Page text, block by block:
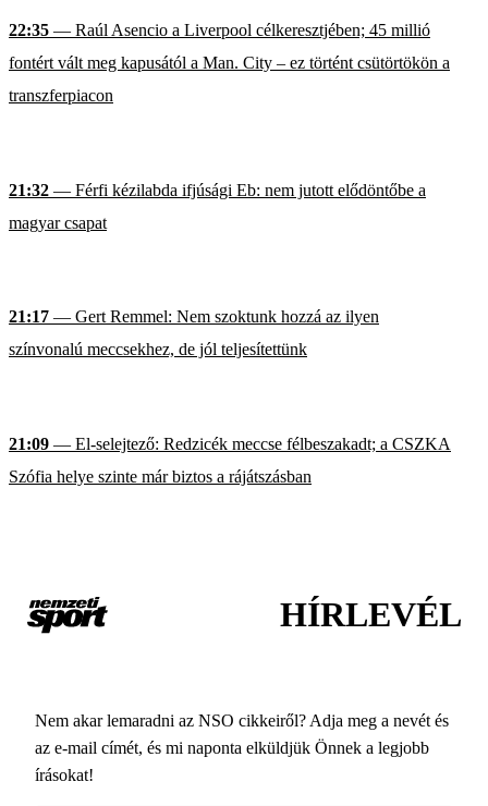
22:35 — Raúl Asencio a Liverpool célkeresztjében; 45 millió
fontért vált meg kapusától a Man. City – ez történt csütörtökön a
transzferpiacon
21:32 — Férfi kézilabda ifjúsági Eb: nem jutott elődöntőbe a
magyar csapat
21:17 — Gert Remmel: Nem szoktunk hozzá az ilyen
színvonalú meccsekhez, de jól teljesítettünk
21:09 — El-selejtező: Redzicék meccse félbeszakadt; a CSZKA
Szófia helye szinte már biztos a rájátszásban
HÍRLEVÉL
Nem akar lemaradni az NSO cikkeiről? Adja meg a nevét és
az e-mail címét, és mi naponta elküldjük Önnek a legjobb
írásokat!